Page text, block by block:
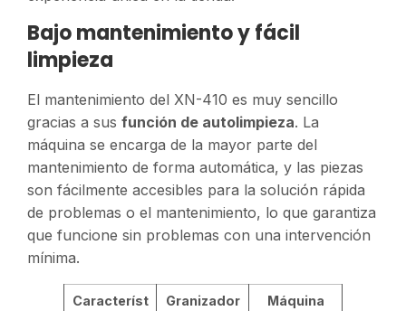
Bajo mantenimiento y fácil
limpieza
El mantenimiento del XN-410 es muy sencillo
gracias a sus función de autolimpieza. La
máquina se encarga de la mayor parte del
mantenimiento de forma automática, y las piezas
son fácilmente accesibles para la solución rápida
de problemas o el mantenimiento, lo que garantiza
que funcione sin problemas con una intervención
mínima.
Característ
Granizador
Máquina